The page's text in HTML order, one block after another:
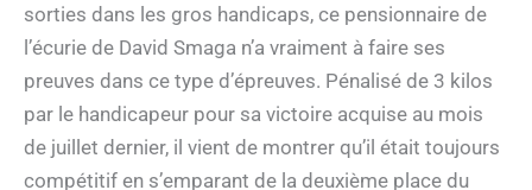
sorties dans les gros handicaps, ce pensionnaire de
l’écurie de David Smaga n’a vraiment à faire ses
preuves dans ce type d’épreuves. Pénalisé de 3 kilos
par le handicapeur pour sa victoire acquise au mois
de juillet dernier, il vient de montrer qu’il était toujours
compétitif en s’emparant de la deuxième place du